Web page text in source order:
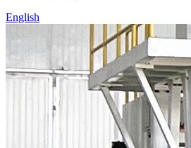
English